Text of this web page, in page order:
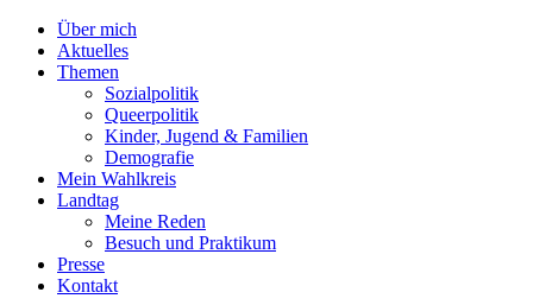
Über mich
Aktuelles
Themen
Sozialpolitik
Queerpolitik
Kinder, Jugend & Familien
Demografie
Mein Wahlkreis
Landtag
Meine Reden
Besuch und Praktikum
Presse
Kontakt